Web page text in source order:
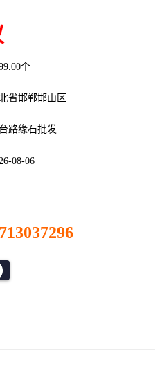
个
省邯郸邯山区
路缘石批发
08-06